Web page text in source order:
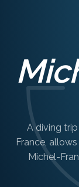
A diving
France,
Michel-